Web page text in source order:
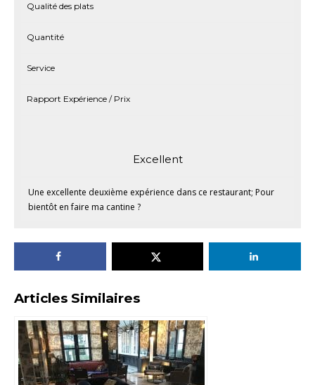
Qualité des plats
Quantité
Service
Rapport Expérience / Prix
Excellent
Une excellente deuxième expérience dans ce restaurant; Pour
bientôt en faire ma cantine ?
Articles Similaires